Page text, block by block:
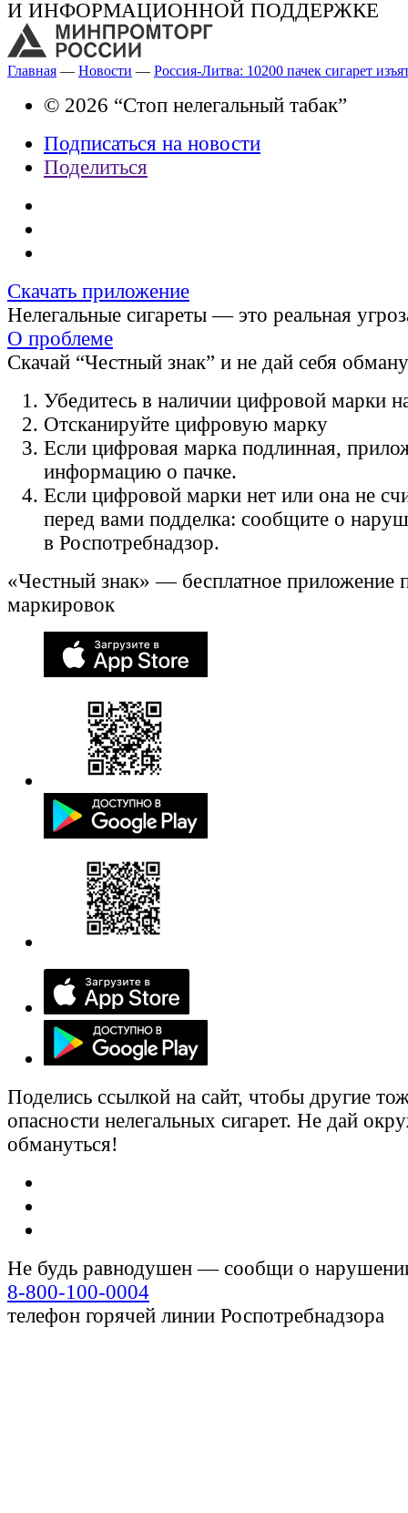
И ИНФОРМАЦИОННОЙ ПОДДЕРЖКЕ
Главная — Новости — Россия-Литва: 10200 пачек сигарет
© 2026 “Стоп нелегальный табак”
Подписаться на новости
Поделиться
Скачать приложение
Нелегальные сигареты — это реальная
О проблеме
Скачай “Честный знак” и не дай себя
Убедитесь в наличии цифровой марки
Отсканируйте цифровую марку
Если цифровая марка подлинная,
информацию о пачке.
Если цифровой марки нет или она не
перед вами подделка: сообщите о
в Роспотребнадзор.
«Честный знак» — бесплатное приложение
маркировок
Поделись ссылкой на сайт, чтобы другие
опасности нелегальных сигарет. Не дай
обмануться!
Не будь равнодушен — сообщи о
8-800-100-0004
телефон горячей линии Роспотребнадзора